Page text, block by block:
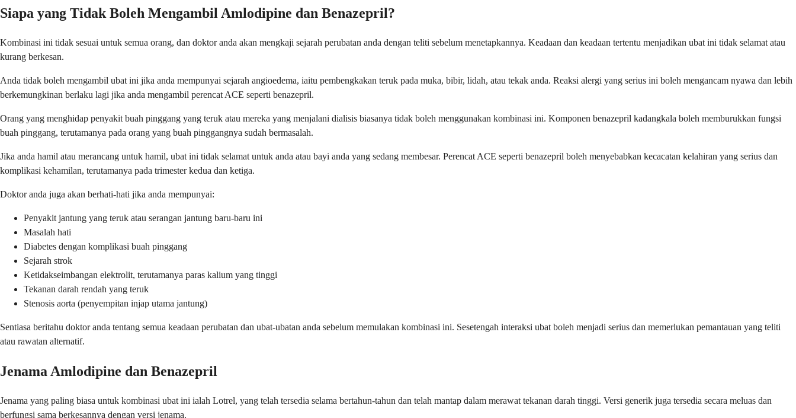
Siapa yang Tidak Boleh Mengambil Amlodipine dan Benazepril?
Kombinasi ini tidak sesuai untuk semua orang, dan doktor anda akan mengkaji sejarah perubatan anda dengan teliti sebelum menetapkannya. Keadaan dan keadaan tertentu menjadikan ubat ini tidak selamat atau
kurang berkesan.
Anda tidak boleh mengambil ubat ini jika anda mempunyai sejarah angioedema, iaitu pembengkakan teruk pada muka, bibir, lidah, atau tekak anda. Reaksi alergi yang serius ini boleh mengancam nyawa dan lebih
berkemungkinan berlaku lagi jika anda mengambil perencat ACE seperti benazepril.
Orang yang menghidap penyakit buah pinggang yang teruk atau mereka yang menjalani dialisis biasanya tidak boleh menggunakan kombinasi ini. Komponen benazepril kadangkala boleh memburukkan fungsi
buah pinggang, terutamanya pada orang yang buah pinggangnya sudah bermasalah.
Jika anda hamil atau merancang untuk hamil, ubat ini tidak selamat untuk anda atau bayi anda yang sedang membesar. Perencat ACE seperti benazepril boleh menyebabkan kecacatan kelahiran yang serius dan
komplikasi kehamilan, terutamanya pada trimester kedua dan ketiga.
Doktor anda juga akan berhati-hati jika anda mempunyai:
Penyakit jantung yang teruk atau serangan jantung baru-baru ini
Masalah hati
Diabetes dengan komplikasi buah pinggang
Sejarah strok
Ketidakseimbangan elektrolit, terutamanya paras kalium yang tinggi
Tekanan darah rendah yang teruk
Stenosis aorta (penyempitan injap utama jantung)
Sentiasa beritahu doktor anda tentang semua keadaan perubatan dan ubat-ubatan anda sebelum memulakan kombinasi ini. Sesetengah interaksi ubat boleh menjadi serius dan memerlukan pemantauan yang teliti
atau rawatan alternatif.
Jenama Amlodipine dan Benazepril
Jenama yang paling biasa untuk kombinasi ubat ini ialah Lotrel, yang telah tersedia selama bertahun-tahun dan telah mantap dalam merawat tekanan darah tinggi. Versi generik juga tersedia secara meluas dan
berfungsi sama berkesannya dengan versi jenama.